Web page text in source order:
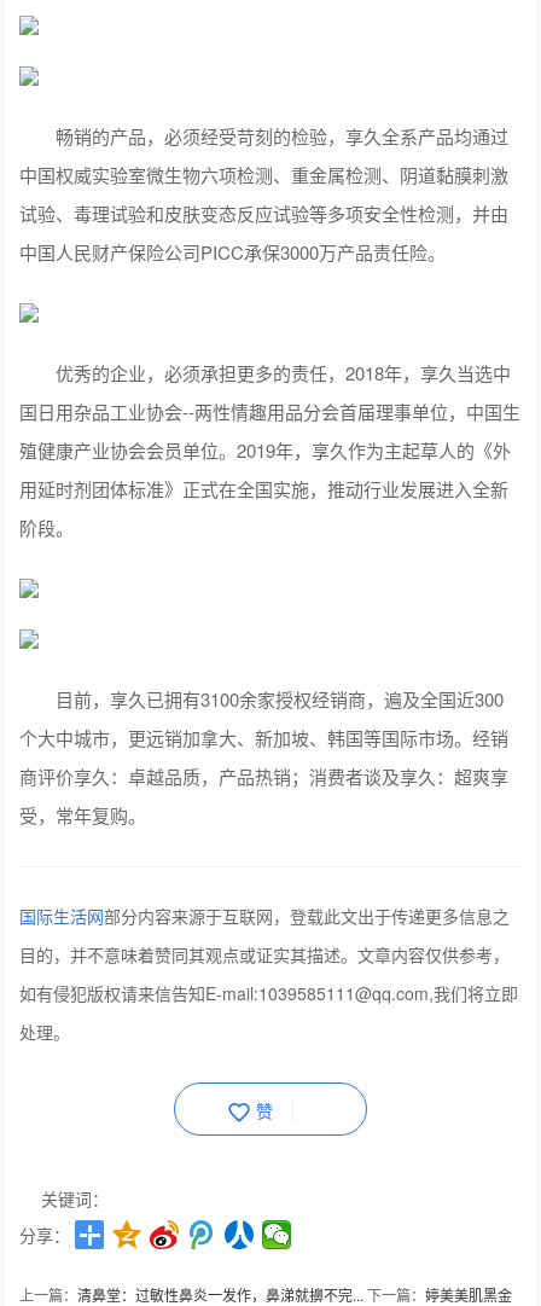
畅销的产品，必须经受苛刻的检验，享久全系产品均通过
中国权威实验室微生物六项检测、重金属检测、阴道黏膜刺激
试验、毒理试验和皮肤变态反应试验等多项安全性检测，并由
中国人民财产保险公司PICC承保3000万产品责任险。
优秀的企业，必须承担更多的责任，2018年，享久当选中
国日用杂品工业协会--两性情趣用品分会首届理事单位，中国生
殖健康产业协会会员单位。2019年，享久作为主起草人的《外
用延时剂团体标准》正式在全国实施，推动行业发展进入全新
阶段。
目前，享久已拥有3100余家授权经销商，遍及全国近300
个大中城市，更远销加拿大、新加坡、韩国等国际市场。经销
商评价享久：卓越品质，产品热销；消费者谈及享久：超爽享
受，常年复购。
国际生活网部分内容来源于互联网，登载此文出于传递更多信息之
目的，并不意味着赞同其观点或证实其描述。文章内容仅供参考，
如有侵犯版权请来信告知E-mail:1039585111@qq.com,我们将立即
处理。
赞
关键词：
分享：
上一篇：清鼻堂：过敏性鼻炎一发作，鼻涕就擤不完... 下一篇：婷美美肌黑金